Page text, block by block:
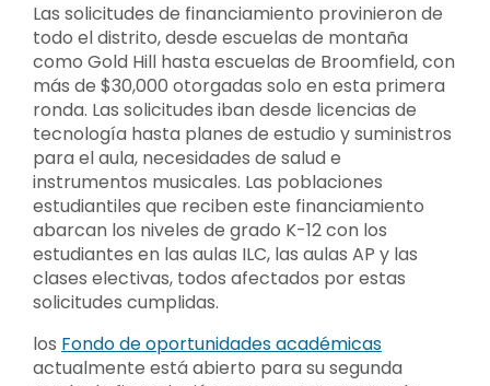
Las solicitudes de financiamiento provinieron de
todo el distrito, desde escuelas de montaña
como Gold Hill hasta escuelas de Broomfield, con
más de $30,000 otorgadas solo en esta primera
ronda. Las solicitudes iban desde licencias de
tecnología hasta planes de estudio y suministros
para el aula, necesidades de salud e
instrumentos musicales. Las poblaciones
estudiantiles que reciben este financiamiento
abarcan los niveles de grado K-12 con los
estudiantes en las aulas ILC, las aulas AP y las
clases electivas, todos afectados por estas
solicitudes cumplidas.
los Fondo de oportunidades académicas
actualmente está abierto para su segunda